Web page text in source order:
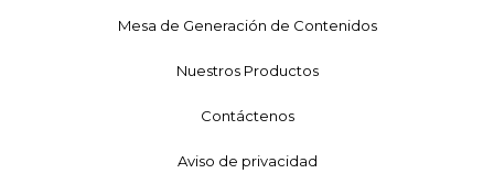
Mesa de Generación de Contenidos
Nuestros Productos
Contáctenos
Aviso de privacidad